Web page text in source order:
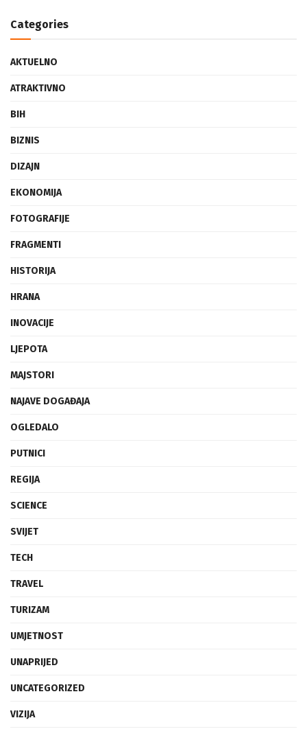
Categories
AKTUELNO
ATRAKTIVNO
BIH
BIZNIS
DIZAJN
EKONOMIJA
FOTOGRAFIJE
FRAGMENTI
HISTORIJA
HRANA
INOVACIJE
LJEPOTA
MAJSTORI
NAJAVE DOGAĐAJA
OGLEDALO
PUTNICI
REGIJA
SCIENCE
SVIJET
TECH
TRAVEL
TURIZAM
UMJETNOST
UNAPRIJED
UNCATEGORIZED
VIZIJA